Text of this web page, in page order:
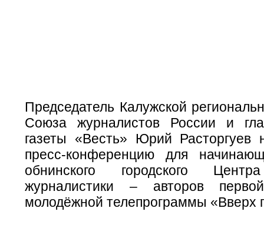
Председатель Калужской
Союза журналистов России и
газеты «Весть» Юрий Расторгуев
пресс-конференцию для
обнинского городского
журналистики – авторов
молодёжной телепрограммы «Вверх